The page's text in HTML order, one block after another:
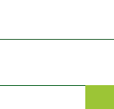
Serwis Praca